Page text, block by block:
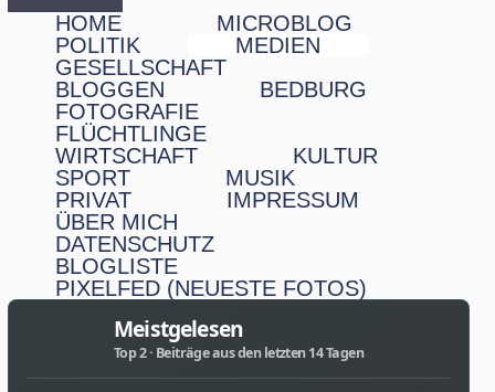
Schließen
HOME
MICROBLOG
POLITIK
MEDIEN
GESELLSCHAFT
BLOGGEN
BEDBURG
FOTOGRAFIE
FLÜCHTLINGE
WIRTSCHAFT
KULTUR
SPORT
MUSIK
PRIVAT
IMPRESSUM
ÜBER MICH
DATENSCHUTZ
BLOGLISTE
PIXELFED (NEUESTE FOTOS)
Meistgelesen
Top 2 · Beiträge aus den letzten 14 Tagen